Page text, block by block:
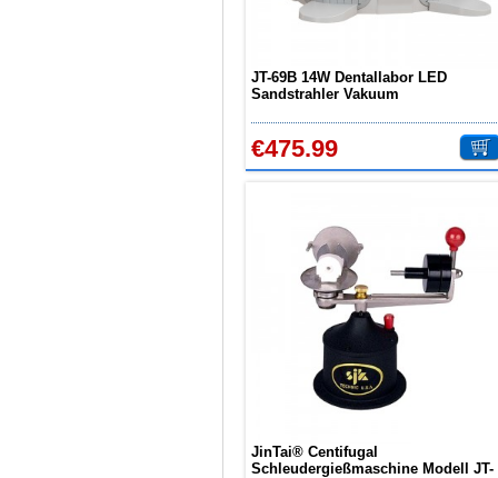
JT-69B 14W Dentallabor LED
Sandstrahler Vakuum
Licht
€475.99
JinTai® Centifugal
Schleudergießmaschine Modell JT-